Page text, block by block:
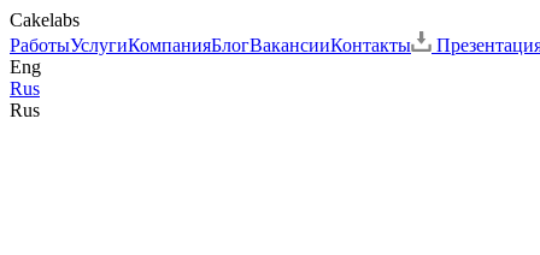
Cakelabs
РаботыУслугиКомпанияБлогВакансииКонтакты
Eng
Rus
Rus